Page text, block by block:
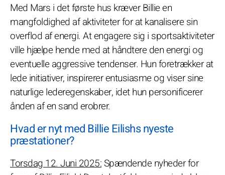
Med Mars i det første hus kræver Billie en
mangfoldighed af aktiviteter for at kanalisere sin
overflod af energi. At engagere sig i sportsaktiviteter
ville hjælpe hende med at håndtere den energi og
eventuelle aggressive tendenser. Hun foretrækker at
lede initiativer, inspirerer entusiasme og viser sine
naturlige lederegenskaber, idet hun personificerer
ånden af en sand erobrer.
Hvad er nyt med Billie Eilishs nyeste
præstationer?
Torsdag 12. Juni 2025:Spændende nyheder for